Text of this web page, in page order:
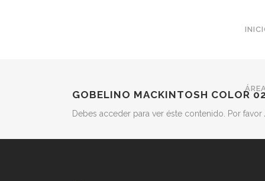
GOBELINO MACKINTOSH COLOR
Debes acceder para ver éste contenido. Por favor